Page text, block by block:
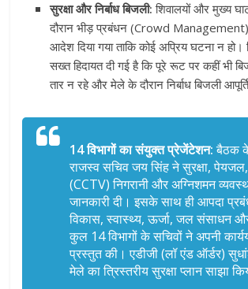
सुरक्षा और निर्बाध बिजली: शिवालयों और मुख्य
दौरान भीड़ प्रबंधन (Crowd
आदेश दिया गया ताकि कोई अप्रिय घटना न हो।
सख्त हिदायत दी गई है कि पूरे रूट पर कहीं भी
तार न रहे और मेले के दौरान निर्बाध बिजली
14 विभागों का संयुक्त प्रेजेंटेशन:बैठक
राजस्व सचिव जय सिंह ने सुरक्षा, पेयजल,
(CCTV) निगरानी और अग्निशमन
जानकारी दी। इसके साथ ही आपदा
विकास, स्वास्थ्य, ऊर्जा, जल संसाधन
कुल 14 विभागों के सचिवों ने अपनी
प्रस्तुत की। एडीजी (लॉ एंड ऑर्डर)
मेले का त्रिस्तरीय सुरक्षा प्लान साझा